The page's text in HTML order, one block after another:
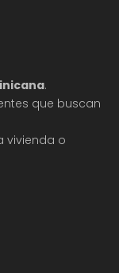
.
que buscan
vivienda o